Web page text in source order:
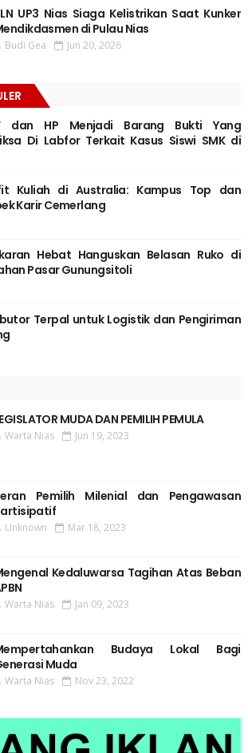
UP3 Nias Siaga Kelistrikan Saat Kunker
di Pulau Nias
Budi Gea Jun 20, 2026
dan HP Menjadi Barang Bukti Yang
Di Labfor Terkait Kasus Siswi SMK di
Kuliah di Australia: Kampus Top dan
Karir Cemerlang
Hebat Hanguskan Belasan Ruko di
Pasar Gunungsitoli
Terpal untuk Logistik dan Pengiriman
MUDA DAN PEMILIH PEMULA
Warta Nias Jun 19, 2023
Pemilih Milenial dan Pengawasan
Unknown Mar 18, 2023
Kedaluwarsa Tagihan Atas Beban
Warta Nias Jan 09, 2023
Budaya Lokal Bagi
Muda
Warta Nias Nov 23, 2022